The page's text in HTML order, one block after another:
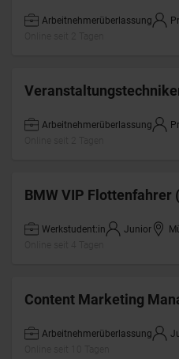
Arbeitnehmerüberlassung
Arbeitnehmerüberlassung
BMW VIP Flottenfahrer
Werkstudent:in Junior
Content Marketing
Arbeitnehmerüberlassung